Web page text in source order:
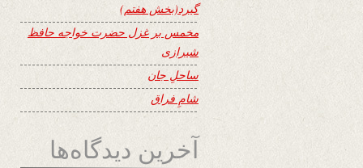
گیرد(بخش هفتم)
مخمس بر غزل حضرت خواجه حافظ
شیرازی
ساحلِ جان
شامِ فراق
آخرین دیدگاه‌ها